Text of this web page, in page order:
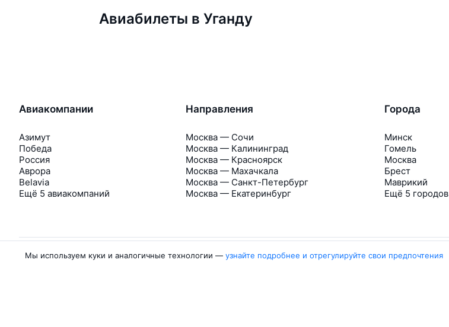
Авиабилеты в Уганду
Авиакомпании
Азимут
Победа
Россия
Аврора
Belavia
Ещё 5 авиакомпаний
Направления
Москва — Сочи
Москва — Калининград
Москва — Красноярск
Москва — Махачкала
Москва — Санкт-Петербург
Москва — Екатеринбург
Города
Минск
Гомель
Москва
Брест
Маврикий
Ещё 5 городов
Мы используем куки и аналогичные технологии — узнайте подробнее и отрегулируйте свои предпочтения